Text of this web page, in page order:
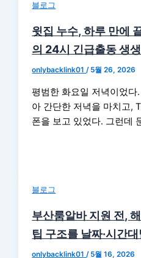
블로그
윗집 누수, 하루 만에
의 24시 긴급출동 생
onlybacklink01/ 5월 26, 2026
평범한 화요일 저녁이었
아 간단한 저녁을 마치고,
폰을 보고 있었다. 그런데
블로그
부산룸알바 지원 전,
팁 구조를 날짜·시간
onlybacklink01/ 5월 16, 2026